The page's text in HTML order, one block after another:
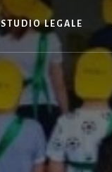
STUDIO LEGALE